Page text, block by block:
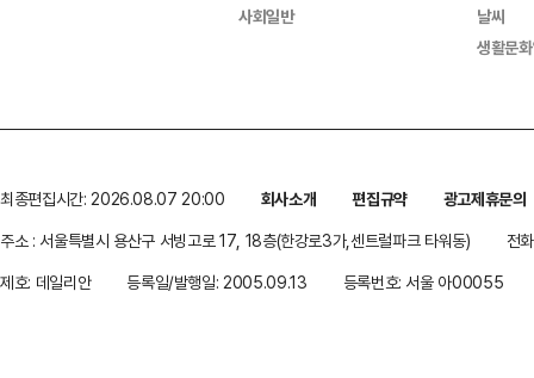
사회일반
날씨
생활문
최종편집시간: 2026.08.07 20:00 회사소개 편집규약
광고제휴문의
주소 : 서울특별시 용산구 서빙고로 17, 18층(한강로3가,센트럴파크 타워동)
전
제호: 데일리안
등록일/발행일: 2005.09.13 등록번호: 서울 아00055